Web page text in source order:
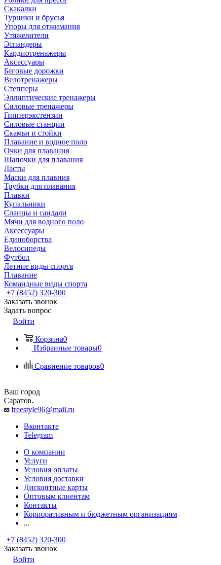
Скакалки
Турники и брусья
Упоры для отжимания
Утяжелители
Эспандеры
Кардиотренажеры
Аксессуары
Беговые дорожки
Велотренажеры
Степперы
Эллиптические тренажеры
Силовые тренажеры
Гипперэкстензии
Силовые станции
Скамьи и стойки
Плавание и водное поло
Очки для плавания
Шапочки для плавания
Ласты
Маски для плавния
Трубки для плавания
Плавки
Купальники
Сланцы и сандали
Мячи для водного поло
Аксессуары
Единоборства
Велосипеды
Футбол
Летние виды спорта
Плавание
Командные виды спорта
+7 (8452) 320-300
Заказать звонок
Задать вопрос
Войти
Корзина0
Избранные товары0
Сравнение товаров0
Ваш город
Саратов
freestyle96@mail.ru
Вконтакте
Telegram
О компании
Услуги
Условия оплаты
Условия доставки
Дисконтные карты
Оптовым клиентам
Контакты
Корпоративным и бюджетным организациям
...
+7 (8452) 320-300
Заказать звонок
Войти